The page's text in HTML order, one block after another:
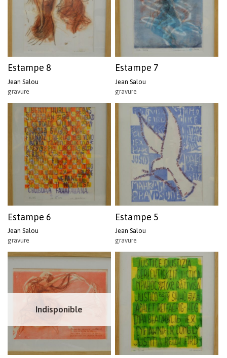
Estampe 8
Jean Salou
gravure
Estampe 7
Jean Salou
gravure
Estampe 6
Jean Salou
gravure
Estampe 5
Jean Salou
gravure
Indisponible